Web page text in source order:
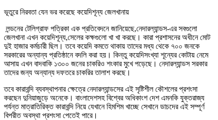
ভূতুরে নিরবতা যেন ভর করেছে কয়েদিশূন্য জেলখানায়
লন্ডনের টেলিগ্রাফ পত্রিকা এক প্রতিবেদনে জানিয়েছে,নেদারল্যান্ডস-এর সবগুলো
জেলখানা এখন কয়েদিশূন্য,সেলের কক্ষগুলো খা খা করছে। কারা প্রশাসনের অধীনে মোট
দুই হাজার কর্মচারী ছিল। তবে কয়েদি কমতে থাকায় তাদের মধ্য থেকে ৭০০ জনকে
সরকারের অন্যান্য প্রতিষ্ঠানে বদলি করা হয়। কিন্তু কয়েদিসংখ্যা শূন্যের কোটায় নেমে
আসায় এখন বাদবাকি ১৩০০ জনের চাকরিও শংকার মুখে পড়েছে। নেদারল্যান্ডস সরকার
তাদের জন্য অন্যান্য দফতরে চাকরির তালাশ করছে।
তবে কারাবন্দি ব্যবস্থাপনার ক্ষেত্রে নেদারল্যান্ডসের এই সৃষ্টিশীল কৌশলের প্রশংসা
করছেন দুনিয়াজুড়ে অনেকে। বাংলাদেশসহ বিশ্বের অধিকাংশ দেশ এমনকি যুক্তরাজ্য
পর্যন্ত মাত্রাতিরিক্ত কারাবন্দি নিয়ে যেখানে হিমশিম খাচ্ছে সেখানে ডাচদের এই সম্পূর্ণ
বিপরীত অবস্থা প্রশংসা পেতেই পারে।